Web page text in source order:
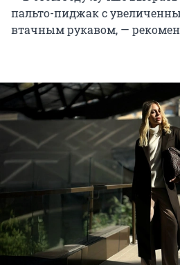
пальто-пиджак с
втачным рукавом, —